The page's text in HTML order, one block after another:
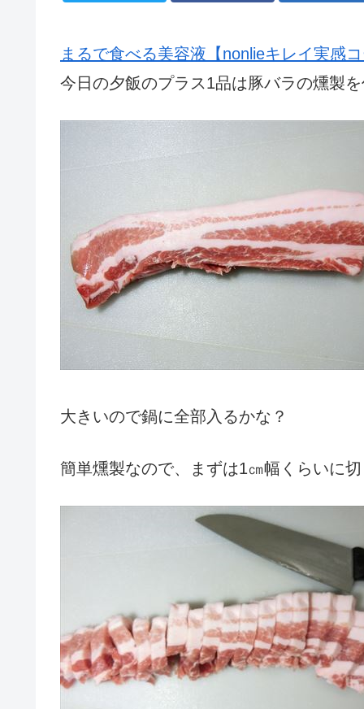
まるで食べる美容液【nonlieキレイ実感
今日の夕飯のプラス1品は豚バラの燻製
大きいので鍋に全部入るかな？
簡単燻製なので、まずは1㎝幅くらいに